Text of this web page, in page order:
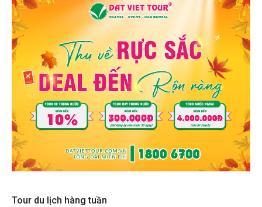
Tour du lịch hàng tuần